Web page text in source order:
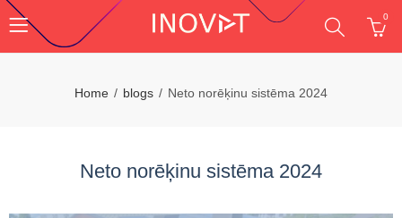
0
Home blogs Neto norēķinu sistēma 2024
Neto norēķinu sistēma 2024